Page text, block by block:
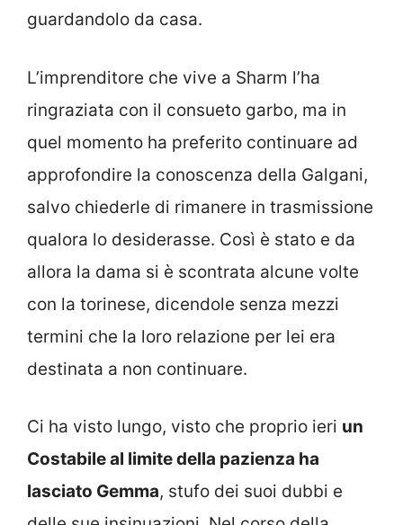
guardandolo da casa.
L’imprenditore che vive a Sharm l’ha
ringraziata con il consueto garbo, ma in
quel momento ha preferito continuare ad
approfondire la conoscenza della Galgani,
salvo chiederle di rimanere in trasmissione
qualora lo desiderasse. Così è stato e da
allora la dama si è scontrata alcune volte
con la torinese, dicendole senza mezzi
termini che la loro relazione per lei era
destinata a non continuare.
Ci ha visto lungo, visto che proprio ieri un
Costabile al limite della pazienza ha
lasciato Gemma, stufo dei suoi dubbi e